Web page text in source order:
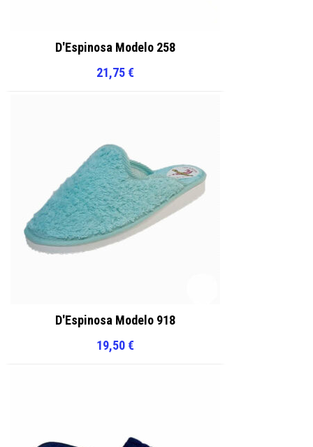
D'Espinosa Modelo 258
21,75€
D'Espinosa Modelo 918
19,50€